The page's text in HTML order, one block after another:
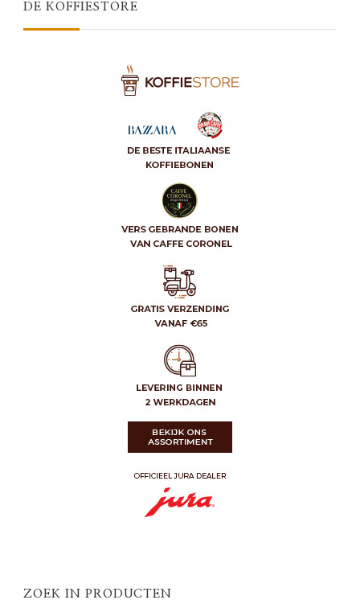
DE KOFFIESTORE
ZOEK IN PRODUCTEN